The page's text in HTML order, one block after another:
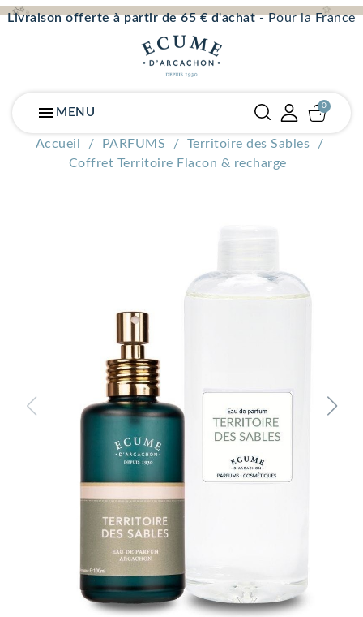
Livraison offerte à partir de 65 € d'achat -Pour la France
menu MENU
Accueil PARFUMS
Territoire des Sables
Coffret Territoire Flacon & recharge